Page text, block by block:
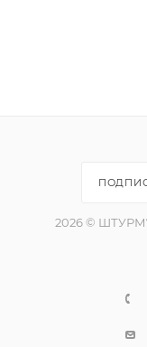
2026 ©